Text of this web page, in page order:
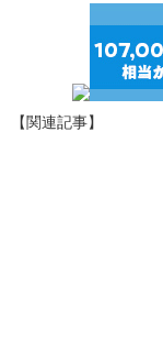
【関連記事】